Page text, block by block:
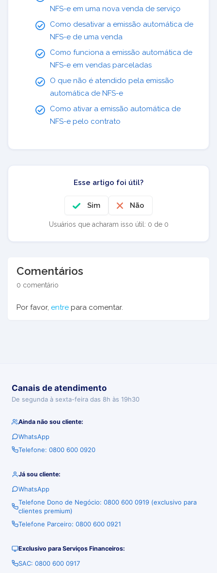
NFS-e em uma nova venda de serviço
Como desativar a emissão automática de
NFS-e de uma venda
Como funciona a emissão automática de
NFS-e em vendas parceladas
O que não é atendido pela emissão
automática de NFS-e
Como ativar a emissão automática de
NFS-e pelo contrato
Esse artigo foi útil?
Sim Não
Usuários que acharam isso útil: 0 de 0
Comentários
0 comentário
Por favor, entre para comentar.
Canais de atendimento
De segunda à sexta-feira das 8h às 19h30
Ainda não sou cliente:
WhatsApp
Telefone: 0800 600 0920
Já sou cliente:
WhatsApp
Telefone Dono de Negócio: 0800 600 0919 (exclusivo para
clientes premium)
Telefone Parceiro: 0800 600 0921
Exclusivo para Serviços Financeiros:
SAC: 0800 600 0917